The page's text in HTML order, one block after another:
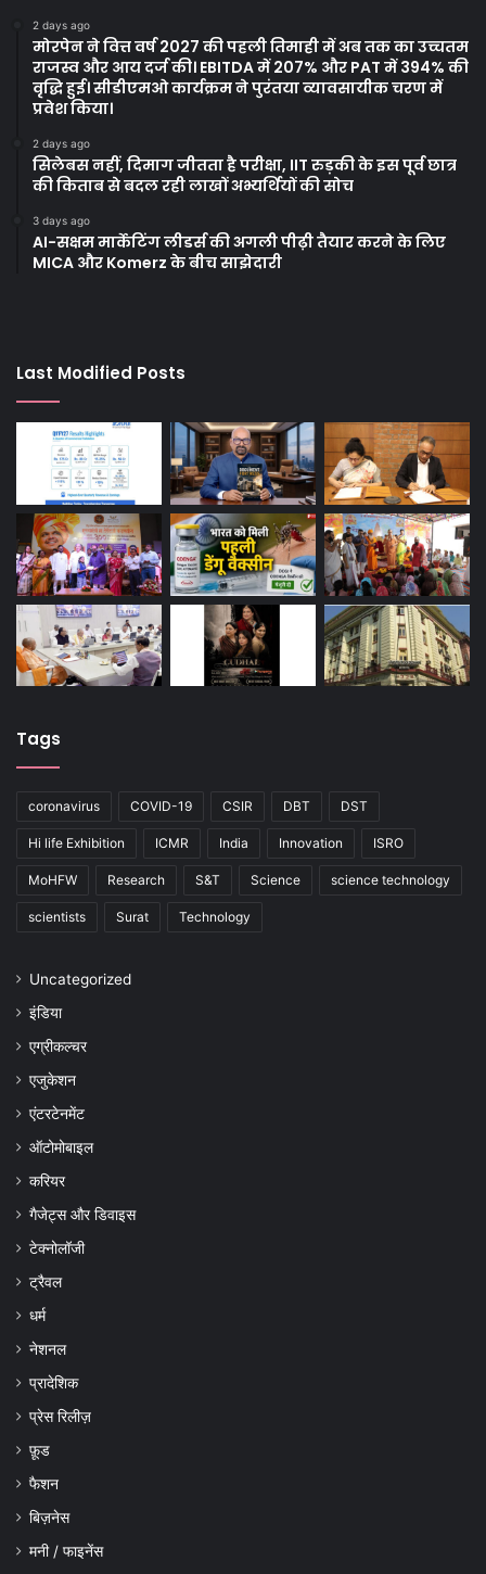
2 days ago
मोरपेन ने वित्त वर्ष 2027 की पहली तिमाही में अब तक का उच्चतम
राजस्व और आय दर्ज की। EBITDA में 207% और PAT में 394% की
वृद्धि हुई। सीडीएमओ कार्यक्रम ने पुरंतया व्यावसायीक चरण में
प्रवेश किया।
2 days ago
सिलेबस नहीं, दिमाग जीतता है परीक्षा, IIT रुड़की के इस पूर्व छात्र
की किताब से बदल रही लाखों अभ्यर्थियों की सोच
3 days ago
AI-सक्षम मार्केटिंग लीडर्स की अगली पीढ़ी तैयार करने के लिए
MICA और Komerz के बीच साझेदारी
Last Modified Posts
Tags
coronavirus COVID-19 CSIR DBT DST
Hi life Exhibition ICMR India Innovation ISRO
MoHFW Research S&T Science science technology
scientists Surat Technology
Uncategorized
इंडिया
एग्रीकल्चर
एजुकेशन
एंटरटेनमेंट
ऑटोमोबाइल
करियर
गैजेट्स और डिवाइस
टेक्नोलॉजी
ट्रैवल
धर्म
नेशनल
प्रादेशिक
प्रेस रिलीज़
फ़ूड
फैशन
बिज़नेस
मनी / फाइनेंस